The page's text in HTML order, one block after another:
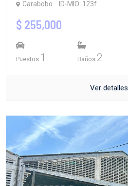
Carabobo ID-MIO: 123f
$ 255,000
Puestos 1 Baños 2
Ver detalles